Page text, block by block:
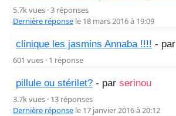
5.7k vues · 3 réponses
Dernière réponse le 18 mars 2016 à 19:09
clinique les jasmins Annaba !!!! - par
601 vues · 1 réponse
pillule ou stérilet? - par serinou
3.7k vues · 13 réponses
Dernière réponse le 17 janvier 2016 à 20:12